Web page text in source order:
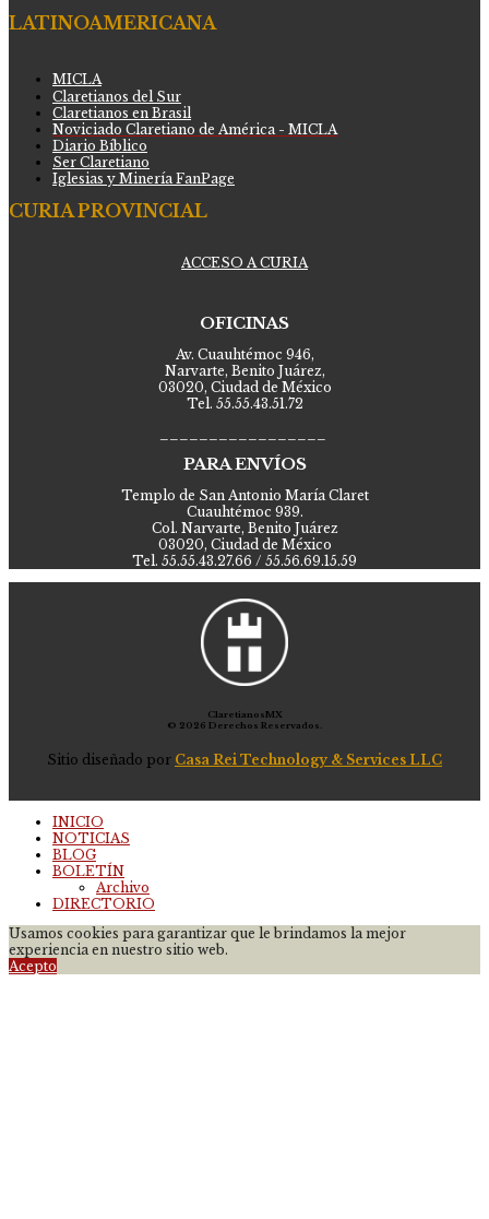
LATINOAMERICANA
MICLA
Claretianos del Sur
Claretianos en Brasil
Noviciado Claretiano de América - MICLA
Diario Bíblico
Ser Claretiano
Iglesias y Minería FanPage
CURIA PROVINCIAL
ACCESO A CURIA
OFICINAS
Av. Cuauhtémoc 946,
Narvarte, Benito Juárez,
03020, Ciudad de México
Tel. 55.55.43.51.72
PARA ENVÍOS
Templo de San Antonio María Claret
Cuauhtémoc 939.
Col. Narvarte, Benito Juárez
03020, Ciudad de México
Tel. 55.55.43.27.66 / 55.56.69.15.59
ClaretianosMX
© 2026 Derechos Reservados.
Sitio diseñado por Casa Rei Technology & Services LLC
INICIO
NOTICIAS
BLOG
BOLETÍN
Archivo
DIRECTORIO
Usamos cookies para garantizar que le brindamos la mejor
experiencia en nuestro sitio web.
Acepto